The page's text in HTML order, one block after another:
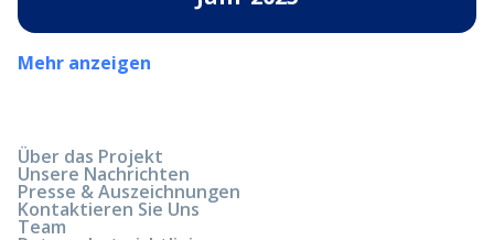
Mehr anzeigen
Über das Projekt
Unsere Nachrichten
Presse & Auszeichnungen
Kontaktieren Sie Uns
Team